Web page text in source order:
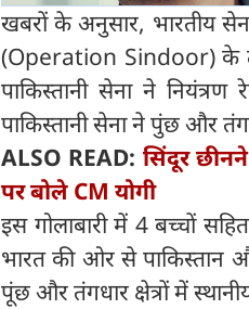
खबरों के अनुसार, भारतीय
(Operation Sindoor) के
पाकिस्‍तानी सेना ने
पाकिस्‍तानी सेना ने पुंछ और
ALSO READ: सिंदूर
पर बोले CM योगी
इस गोलाबारी में 4 बच्चों
भारत की ओर से पाकिस्तान
पूंछ और तंगधार क्षेत्रों में